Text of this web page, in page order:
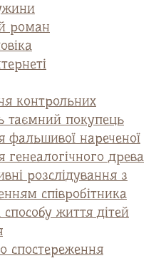
роман
контрольних
таємний покупець
фальшивої нареченої
генеалогічного древа
розслідування з
співробітника
життя дітей
спостереження